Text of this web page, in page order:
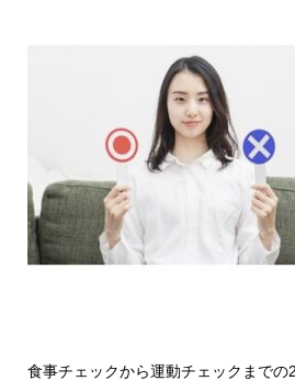
食事チェックから運動チェックまでの